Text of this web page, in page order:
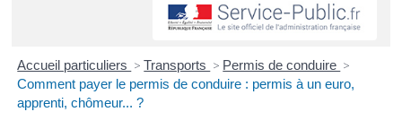
Accueil particuliers > Transports > Permis de conduire >
Comment payer le permis de conduire : permis à un euro,
apprenti, chômeur... ?